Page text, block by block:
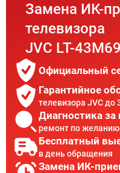
Замена ИК-
телевизора
JVC LT-
Официальный
Гарантийное
телевизора JVC до
Диагностика за
ремонт по желанию
Бесплатный
в день обращения
Замена ИК-